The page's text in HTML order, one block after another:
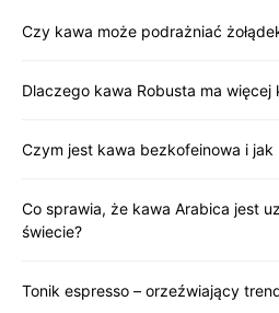
Czy kawa może podrażniać
Dlaczego kawa Robusta ma więcej
Czym jest kawa bezkofeinowa i jak
Co sprawia, że kawa Arabica jest
świecie?
Tonik espresso – orzeźwiający